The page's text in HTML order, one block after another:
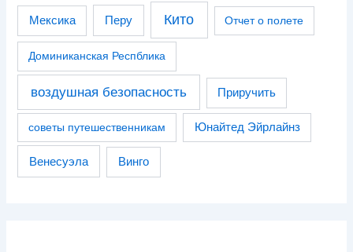
Мексика Перу Кито Отчет о полете
Доминиканская Респблика
воздушная безопасность Приручить
советы путешественникам Юнайтед Эйрлайнз
Венесуэла Винго